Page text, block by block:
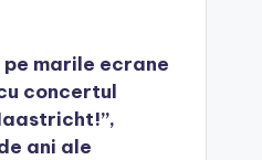
marile ecrane
concertul
ani ale